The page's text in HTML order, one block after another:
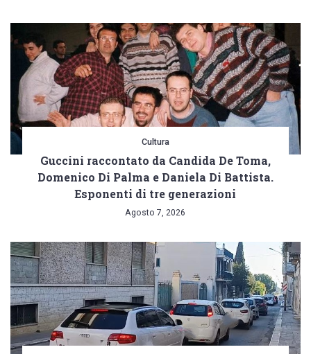
Cultura
Guccini raccontato da Candida De Toma,
Domenico Di Palma e Daniela Di Battista.
Esponenti di tre generazioni
Agosto 7, 2026